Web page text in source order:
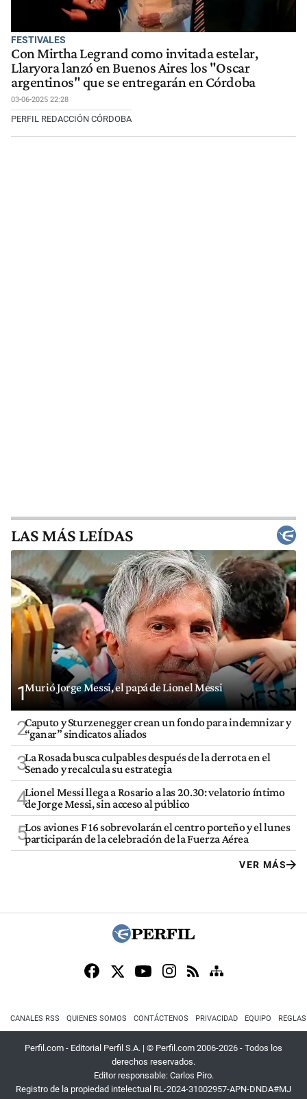
FESTIVALES
Con Mirtha Legrand como invitada estelar,
Llaryora lanzó en Buenos Aires los "Oscar
argentinos" que se entregarán en Córdoba
03-06-2025 22:28
PERFIL REDACCIÓN CÓRDOBA
LAS MÁS LEÍDAS
1Murió Jorge Messi, el papá de Lionel Messi
2Caputo y Sturzenegger crean un fondo para indemnizar y
“ganar” sindicatos aliados
3La Rosada busca culpables después de la derrota en el
Senado y recalcula su estrategia
4Lionel Messi llega a Rosario a las 20.30: velatorio íntimo
de Jorge Messi, sin acceso al público
5Los aviones F 16 sobrevolarán el centro porteño y el lunes
participarán de la celebración de la Fuerza Aérea
VER MÁS
CANALES RSS QUIENES SOMOS CONTÁCTENOS PRIVACIDAD EQUIPO
Perfil.com - Editorial Perfil S.A. | © Perfil.com 2006-2026 - Todos los
derechos reservados.
Editor responsable: Carlos Piro.
Registro de la propiedad intelectual RL-2024-31002957-APN-DNDA#MJ